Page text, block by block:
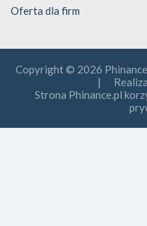
Oferta dla firm
Copyright © 2026
|
Strona Phinance.pl